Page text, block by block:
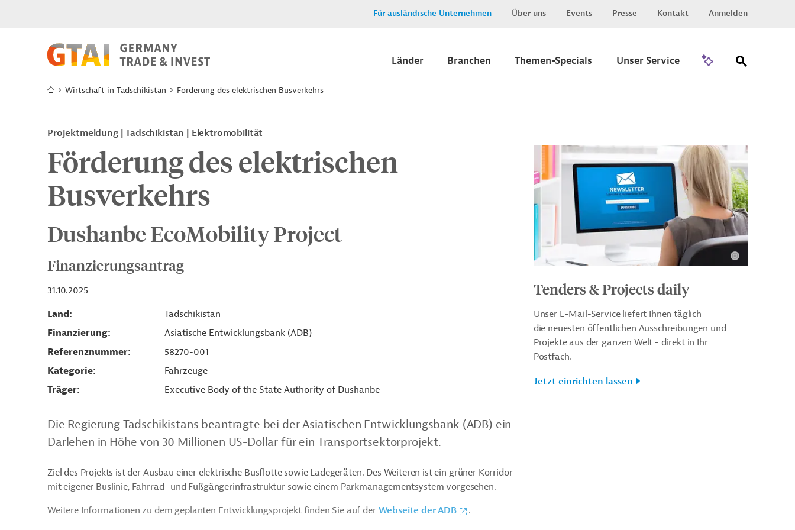
Für ausländische Unternehmen Über uns Events Presse Kontakt Anmelden
Länder Branchen Themen-Specials Unser Service
Wirtschaft in Tadschikistan Förderung des elektrischen Busverkehrs
Projektmeldung Tadschikistan Elektromobilität
Förderung des elektrischen
Busverkehrs
Dushanbe EcoMobility Project
Finanzierungsantrag
31.10.2025
Land
Tadschikistan
Finanzierung
Asiatische Entwicklungsbank (ADB)
Referenznummer
58270-001
Kategorie
Fahrzeuge
Träger
Executive Body of the State Authority of Dushanbe
Die Regierung Tadschikistans beantragte bei der Asiatischen Entwicklungsbank (ADB) ein
Darlehen in Höhe von 30 Millionen US-Dollar für ein Transportsektorprojekt.
Ziel des Projekts ist der Ausbau einer elektrische Busflotte sowie Ladegeräten. Des Weiteren ist ein grüner Korridor
mit eigener Buslinie, Fahrrad- und Fußgängerinfrastruktur sowie einem Parkmanagementsystemvorgesehen.
Weitere Informationen zu dem geplanten Entwicklungsprojekt finden Sie auf der Webseite der ADB
.
Tenders & Projects daily
Unser E-Mail-Service liefert Ihnen täglich
die neuesten öffentlichen Ausschreibungen und
Projekte aus der ganzen Welt - direkt in Ihr
Postfach.
Jetzt einrichten lassen